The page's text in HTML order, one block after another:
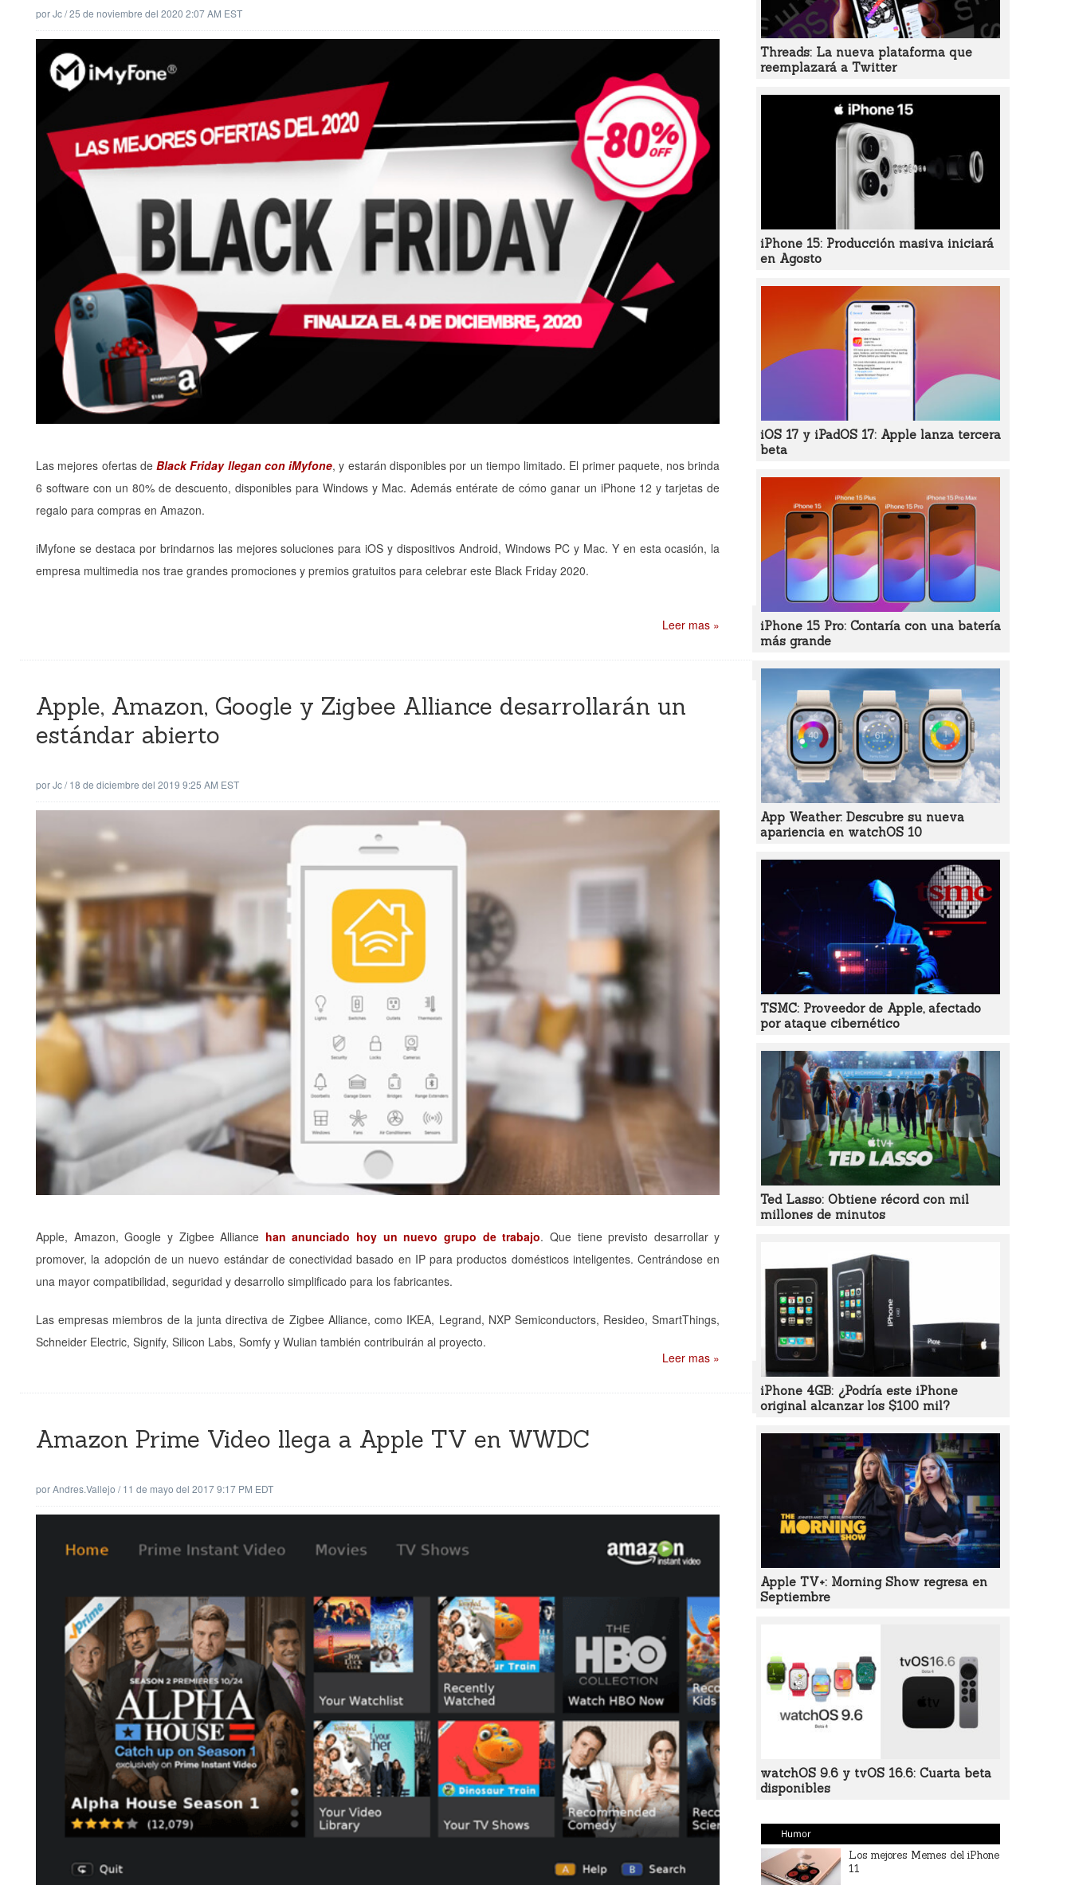
porJc/25 de noviembre del 2020 2:07 AM EST
Las mejores ofertas deBlack Friday llegan con iMyfone, y estarán disponibles por un tiempo limitado. El primer paquete, nos brinda
6 software con un 80% de descuento, disponibles para Windows y Mac. Además entérate de cómo ganar un iPhone 12 y tarjetas de
regalo para compras en Amazon.
iMyfone se destaca por brindarnos las mejores soluciones para iOS y dispositivos Android, Windows PC y Mac. Y en esta ocasión, la
empresa multimedia nos trae grandes promociones y premios gratuitos para celebrar este Black Friday 2020.
Leer mas »
Apple, Amazon, Google y Zigbee Alliance desarrollarán un
estándar abierto
porJc/18 de diciembre del 2019 9:25 AM EST
Apple, Amazon, Google y Zigbee Alliance han anunciado hoy un nuevo grupo de trabajo. Que tiene previsto desarrollar y
promover, la adopción de un nuevo estándar de conectividad basado en IP para productos domésticos inteligentes. Centrándose en
una mayor compatibilidad, seguridad y desarrollo simplificado para los fabricantes.
Las empresas miembros de la junta directiva de Zigbee Alliance, como IKEA, Legrand, NXP Semiconductors, Resideo, SmartThings,
Schneider Electric, Signify, Silicon Labs, Somfy y Wulian también contribuirán al proyecto.
Leer mas »
Amazon Prime Video llega a Apple TV en WWDC
porAndres.vallejo /11 de mayo del 2017 9:17 PM EDT
Threads: La nueva plataforma que
reemplazará a Twitter
iPhone 15: Producción masiva iniciará
en Agosto
iOS 17 y iPadOS 17: Apple lanza tercera
beta
iPhone 15 Pro: Contaría con una batería
más grande
App Weather: Descubre su nueva
apariencia en watchOS 10
TSMC: Proveedor de Apple, afectado
por ataque cibernético
Ted Lasso: Obtiene récord con mil
millones de minutos
iPhone 4GB: ¿Podría este iPhone
original alcanzar los $100 mil?
Apple TV+: Morning Show regresa en
Septiembre
watchOS 9.6 y tvOS 16.6: Cuarta beta
disponibles
Humor
Los mejores Memes del iPhone
11